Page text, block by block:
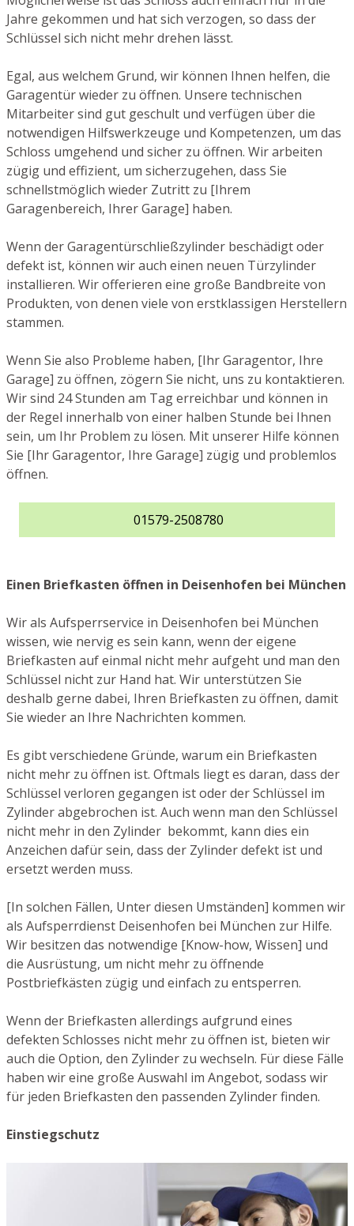
Jahre gekommen und hat sich verzogen, so dass der
Schlüssel sich nicht mehr drehen lässt.
Egal, aus welchem Grund, wir können Ihnen helfen, die
Garagentür wieder zu öffnen. Unsere technischen
Mitarbeiter sind gut geschult und verfügen über die
notwendigen Hilfswerkzeuge und Kompetenzen, um das
Schloss umgehend und sicher zu öffnen. Wir arbeiten
zügig und effizient, um sicherzugehen, dass Sie
schnellstmöglich wieder Zutritt zu [Ihrem
Garagenbereich, Ihrer Garage] haben.
Wenn der Garagentürschließzylinder beschädigt oder
defekt ist, können wir auch einen neuen Türzylinder
installieren. Wir offerieren eine große Bandbreite von
Produkten, von denen viele von erstklassigen Herstellern
stammen.
Wenn Sie also Probleme haben, [Ihr Garagentor, Ihre
Garage] zu öffnen, zögern Sie nicht, uns zu kontaktieren.
Wir sind 24 Stunden am Tag erreichbar und können in
der Regel innerhalb von einer halben Stunde bei Ihnen
sein, um Ihr Problem zu lösen. Mit unserer Hilfe können
Sie [Ihr Garagentor, Ihre Garage] zügig und problemlos
öffnen.
01579-2508780
Einen Briefkasten öffnen in Deisenhofen bei München
Wir als Aufsperrservice in Deisenhofen bei München
wissen, wie nervig es sein kann, wenn der eigene
Briefkasten auf einmal nicht mehr aufgeht und man den
Schlüssel nicht zur Hand hat. Wir unterstützen Sie
deshalb gerne dabei, Ihren Briefkasten zu öffnen, damit
Sie wieder an Ihre Nachrichten kommen.
Es gibt verschiedene Gründe, warum ein Briefkasten
nicht mehr zu öffnen ist. Oftmals liegt es daran, dass der
Schlüssel verloren gegangen ist oder der Schlüssel im
Zylinder abgebrochen ist. Auch wenn man den Schlüssel
nicht mehr in den Zylinder bekommt, kann dies ein
Anzeichen dafür sein, dass der Zylinder defekt ist und
ersetzt werden muss.
[In solchen Fällen, Unter diesen Umständen] kommen wir
als Aufsperrdienst Deisenhofen bei München zur Hilfe.
Wir besitzen das notwendige [Know-how, Wissen] und
die Ausrüstung, um nicht mehr zu öffnende
Postbriefkästen zügig und einfach zu entsperren.
Wenn der Briefkasten allerdings aufgrund eines
defekten Schlosses nicht mehr zu öffnen ist, bieten wir
auch die Option, den Zylinder zu wechseln. Für diese Fälle
haben wir eine große Auswahl im Angebot, sodass wir
für jeden Briefkasten den passenden Zylinder finden.
Einstiegschutz